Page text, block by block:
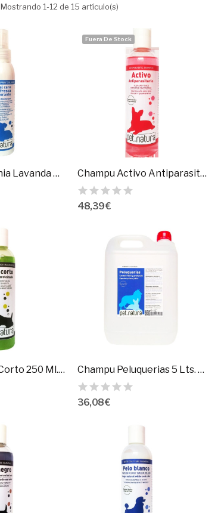
Mostrando 1-12 de 15 artículo(s)
Agua De Colonia Lavanda Desodorante 125Ml.
Fuera De Stock
Champu Activo Antiparasitario 5 Lt. Pn
48,39 €
Champu Pelo Corto 250 Ml.Petnatura Champu Peluquerias 5 Lts. Petnatura
36,08 €